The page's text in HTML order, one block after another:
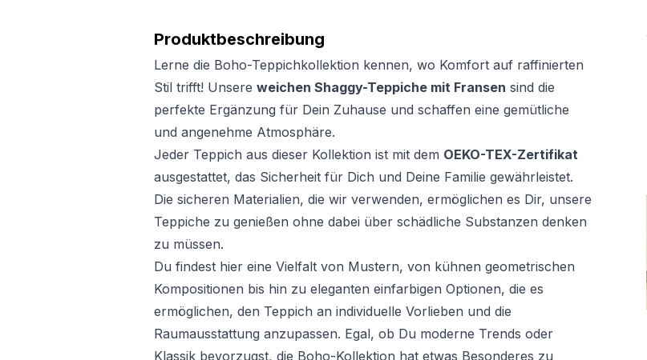
Produktbeschreibung
Lerne die Boho-Teppichkollektion kennen, wo Komfort auf raffinierten
Stil trifft! Unsere weichen Shaggy-Teppiche mit Fransen sind die
perfekte Ergänzung für Dein Zuhause und schaffen eine gemütliche
und angenehme Atmosphäre.
Jeder Teppich aus dieser Kollektion ist mit dem OEKO-TEX-Zertifikat
ausgestattet, das Sicherheit für Dich und Deine Familie gewährleistet.
Die sicheren Materialien, die wir verwenden, ermöglichen es Dir, unsere
Teppiche zu genießen ohne dabei über schädliche Substanzen denken
zu müssen.
Du findest hier eine Vielfalt von Mustern, von kühnen geometrischen
Kompositionen bis hin zu eleganten einfarbigen Optionen, die es
ermöglichen, den Teppich an individuelle Vorlieben und die
Raumausstattung anzupassen. Egal, ob Du moderne Trends oder
Klassik bevorzugst, die Boho-Kollektion hat etwas Besonderes zu